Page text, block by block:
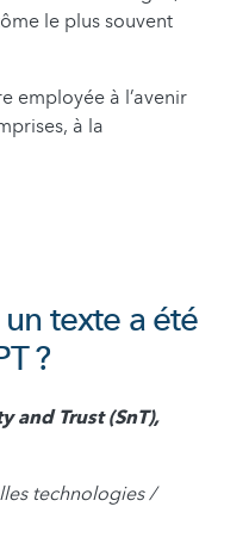
le plus souvent
employée à l’avenir
à la
texte a été
?
and Trust (SnT),
technologies /